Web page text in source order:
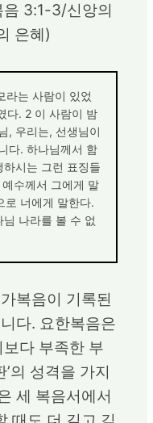
3:1-3/신앙의
은혜)
라는 사람이 있었
다. 2 이 사람이 밤
, 우리는, 선생님이
다. 하나님께서 함
시는 그런 표징들
수께서 그에게 말
로 너에게 말한다.
나라를 볼 수 없
복음이 기록된
다. 요한복음은
다 부족한 부
의 성격을 가지
세 복음서에서